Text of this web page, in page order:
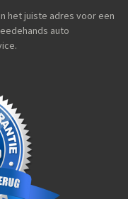
het juiste adres voor een
auto